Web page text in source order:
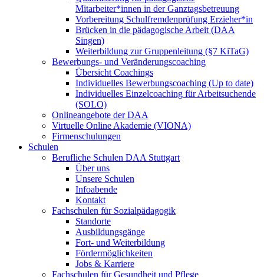
Mitarbeiter*innen in der Ganztagsbetreuung
Vorbereitung Schulfremdenprüfung Erzieher*in
Brücken in die pädagogische Arbeit (DAA
Singen)
Weiterbildung zur Gruppenleitung (§7 KiTaG)
Bewerbungs- und Veränderungscoaching
Übersicht Coachings
Individuelles Bewerbungscoaching (Up to date)
Individuelles Einzelcoaching für Arbeitsuchende
(SOLO)
Onlineangebote der DAA
Virtuelle Online Akademie (VIONA)
Firmenschulungen
Schulen
Berufliche Schulen DAA Stuttgart
Über uns
Unsere Schulen
Infoabende
Kontakt
Fachschulen für Sozialpädagogik
Standorte
Ausbildungsgänge
Fort- und Weiterbildung
Fördermöglichkeiten
Jobs & Karriere
Fachschulen für Gesundheit und Pflege